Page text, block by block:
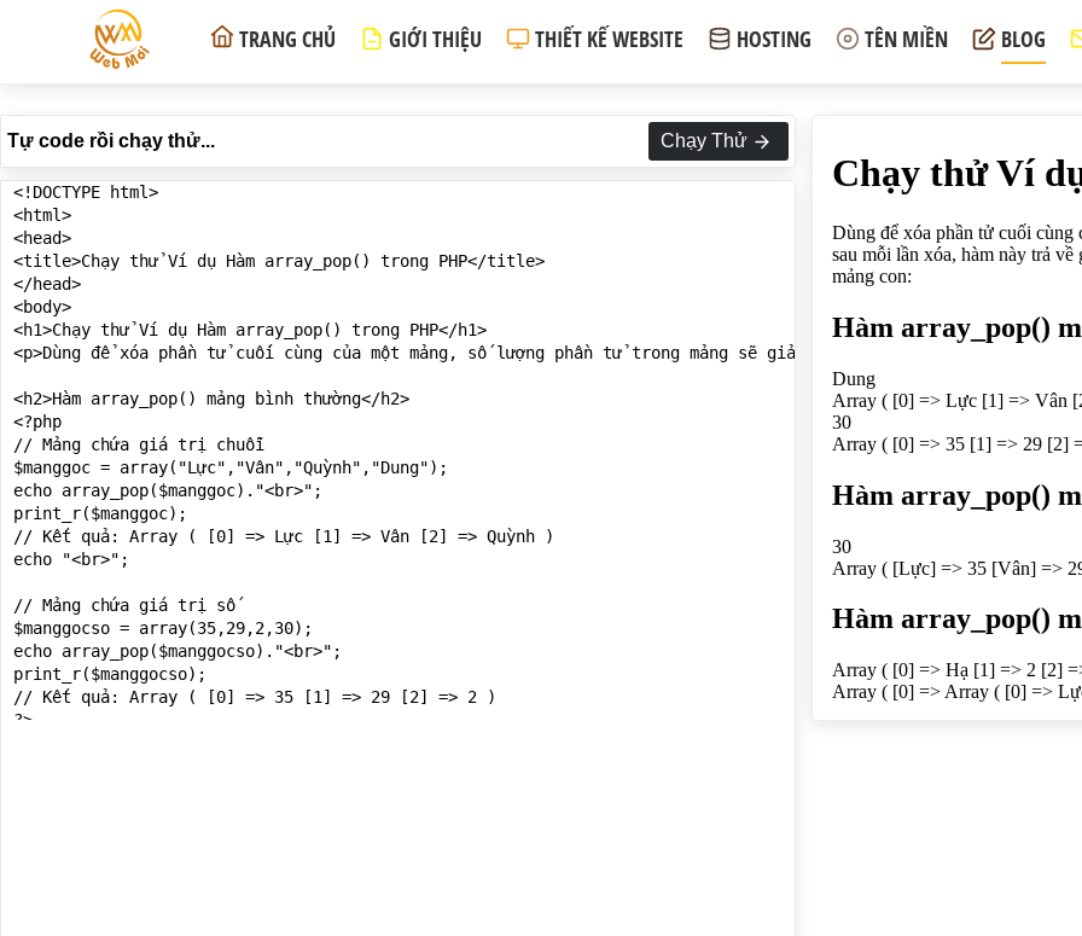
TRANG CHỦ GIỚI THIỆU THIẾT KẾ WEBSITE HOSTING TÊN MIỀN BLOG
Tự code rồi chạy thử... Chạy Thử
<!DOCTYPE html>
<html>
<head>
<title>Chạy thử Ví dụ Hàm array_pop() trong PHP</title>
</head>
<body>
<h1>Chạy thử Ví dụ Hàm array_pop() trong PHP</h1>
<p>Dùng để xóa phần tử cuối cùng của một mảng, số lượng phần tử trong mảng sẽ giảm đi 1 phần tử sau mỗi
<h2>Hàm array_pop() mảng bình thường</h2>
<?php
// Mảng chứa giá trị chuỗi
$manggoc = array("Lực","Vân","Quỳnh","Dung");
echo array_pop($manggoc)."<br>";
print_r($manggoc);
// Kết quả: Array ( [0] => Lực [1] => Vân [2] => Quỳnh )
echo "<br>";
// Mảng chứa giá trị số
$manggocso = array(35,29,2,30);
echo array_pop($manggocso)."<br>";
print_r($manggocso);
// Kết quả: Array ( [0] => 35 [1] => 29 [2] => 2 )
?>